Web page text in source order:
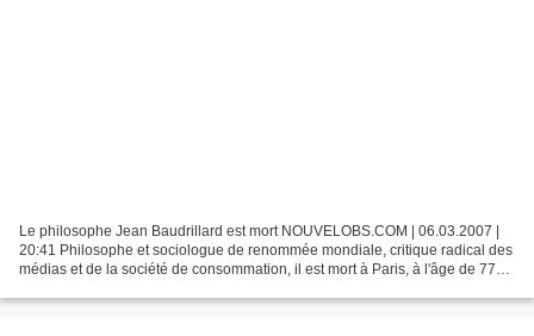
Le philosophe Jean Baudrillard est mort NOUVELOBS.COM | 06.03.2007 |
20:41 Philosophe et sociologue de renommée mondiale, critique radical des
médias et de la société de consommation, il est mort à Paris, à l'âge de 77